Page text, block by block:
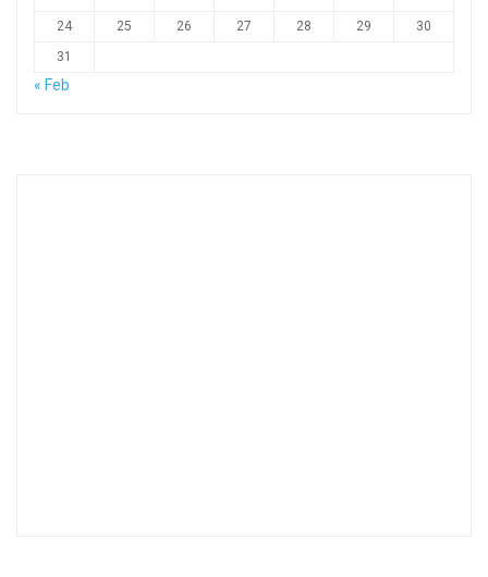
24
25 26 27 28 29
30
31
« Feb